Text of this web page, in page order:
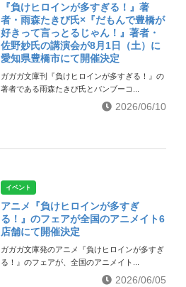
『負けヒロインが多すぎる！』著
者・雨森たきび氏×『だもんで豊橋が
好きって言っとるじゃん！』著者・
佐野妙氏の講演会が8月1日（土）に
愛知県豊橋市にて開催決定
ガガガ文庫刊『負けヒロインが多すぎる！』の
著者である雨森たきび氏とバンブーコ...
2026/06/10
イベント
アニメ『負けヒロインが多すぎ
る！』のフェアが全国のアニメイト6
店舗にて開催決定
ガガガ文庫発のアニメ『負けヒロインが多すぎ
る！』のフェアが、全国のアニメイト...
2026/06/05